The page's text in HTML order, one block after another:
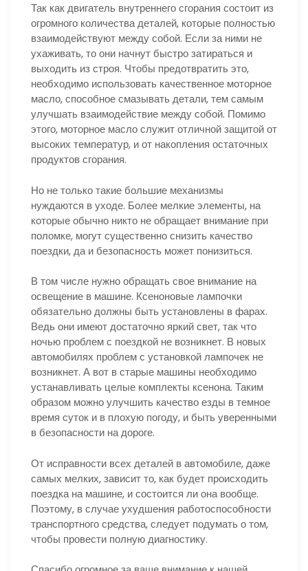
Так как двигатель внутреннего сгорания состоит из
огромного количества деталей, которые полностью
взаимодействуют между собой. Если за ними не
ухаживать, то они начнут быстро затираться и
выходить из строя. Чтобы предотвратить это,
необходимо использовать качественное моторное
масло, способное смазывать детали, тем самым
улучшать взаимодействие между собой. Помимо
этого, моторное масло служит отличной защитой от
высоких температур, и от накопления остаточных
продуктов сгорания.
Но не только такие большие механизмы
нуждаются в уходе. Более мелкие элементы, на
которые обычно никто не обращает внимание при
поломке, могут существенно снизить качество
поездки, да и безопасность может понизиться.
В том числе нужно обращать свое внимание на
освещение в машине. Ксеноновые лампочки
обязательно должны быть установлены в фарах.
Ведь они имеют достаточно яркий свет, так что
ночью проблем с поездкой не возникнет. В новых
автомобилях проблем с установкой лампочек не
возникнет. А вот в старые машины необходимо
устанавливать целые комплекты ксенона. Таким
образом можно улучшить качество езды в темное
время суток и в плохую погоду, и быть уверенными
в безопасности на дороге.
От исправности всех деталей в автомобиле, даже
самых мелких, зависит то, как будет происходить
поездка на машине, и состоится ли она вообще.
Поэтому, в случае ухудшения работоспособности
транспортного средства, следует подумать о том,
чтобы провести полную диагностику.